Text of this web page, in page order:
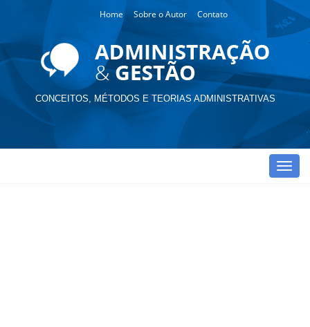
Home Sobre o Autor Contato
CONCEITOS, MÉTODOS E TEORIAS ADMINISTRATIVAS